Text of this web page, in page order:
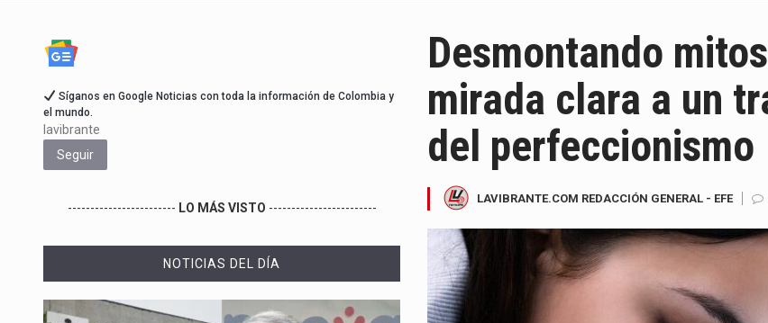
Desmontando
mirada clara a un
del perfeccionismo
LAVIBRANTE.COM REDACCIÓN GENERAL - EFE
Síganos en Google Noticias con toda la información de Colombia y
el mundo.
lavibrante
Seguir
------------------------ LO MÁS VISTO ------------------------
NOTICIAS DEL DÍA